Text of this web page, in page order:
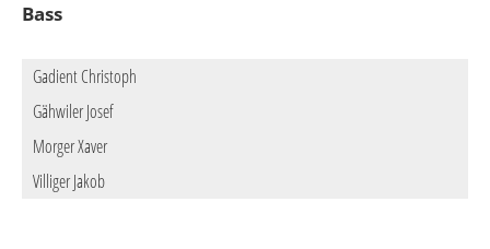
Bass
Gadient Christoph
Gähwiler Josef
Morger Xaver
Villiger Jakob